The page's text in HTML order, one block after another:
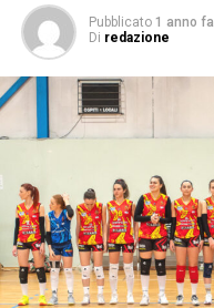
Pubblicato 1 anno fa
Di redazione